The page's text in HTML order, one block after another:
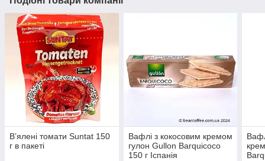
В’ялені томати Suntat 150
г в пакеті
Вафлі з кокосовим кремом
гулон Gullon Barquicoco
150 г Іспанія